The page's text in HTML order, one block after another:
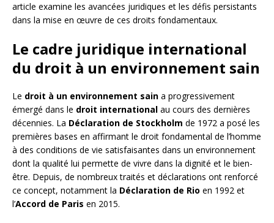
article examine les avancées juridiques et les défis persistants
dans la mise en œuvre de ces droits fondamentaux.
Le cadre juridique international
du droit à un environnement sain
Le droit à un environnement sain a progressivement
émergé dans le droit international au cours des dernières
décennies. La Déclaration de Stockholm de 1972 a posé les
premières bases en affirmant le droit fondamental de l’homme
à des conditions de vie satisfaisantes dans un environnement
dont la qualité lui permette de vivre dans la dignité et le bien-
être. Depuis, de nombreux traités et déclarations ont renforcé
ce concept, notamment la Déclaration de Rio en 1992 et
l’Accord de Paris en 2015.